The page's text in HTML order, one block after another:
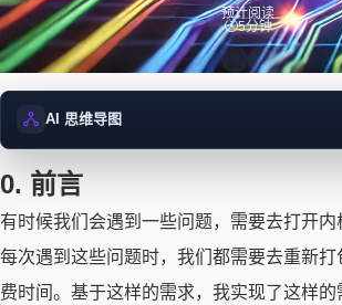
预计阅读
5分钟
AI 思维导图
正在加载思维导图...
0. 前言
有时候我们会遇到一些问题，需要去打开
每次遇到这些问题时，我们都需要去重新
费时间。基于这样的需求，我实现了这样的